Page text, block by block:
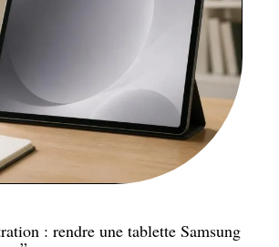
: rendre une tablette Samsung